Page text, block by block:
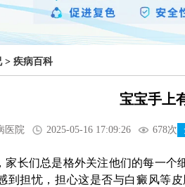
> 疾病百科
宝宝手上
医院 2025-05-16 17:09:26 678次
家长们总是格外关注他们的每一
到担忧，担心这是否与白癜风等